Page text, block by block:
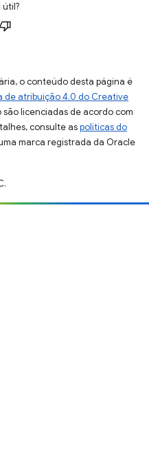
útil?
o conteúdo desta página é
de atribuição 4.0 do Creative
são licenciadas de acordo com
consulte aspolíticas do
marca registrada da Oracle